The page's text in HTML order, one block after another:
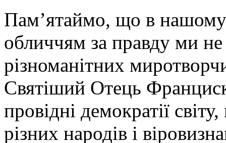
Пам’ятаймо, що в
обличчям за правду ми
різноманітних
Святіший Отець
провідні демократії
різних народів і